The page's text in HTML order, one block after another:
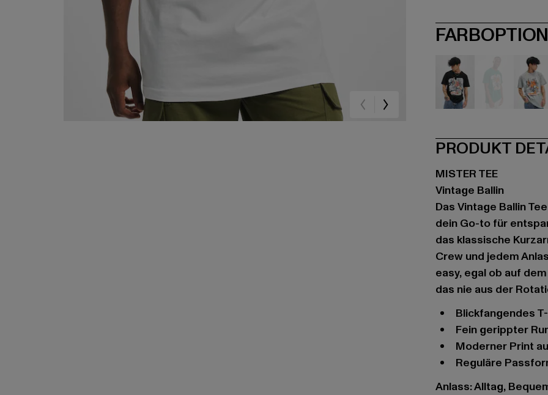
PRODUKT
MISTER TEE
Vintage Ballin
Das Vintage Ballin
dein Go-to für
das klassische
Crew und jedem
easy, egal ob auf
das nie aus der
Blickfangendes
Fein gerippter
Moderner Print
Reguläre
Anlass: Alltag,